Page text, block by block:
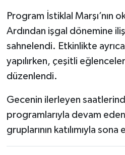
Program İstiklal Marşı’nın
Ardından işgal dönemine
sahnelendi. Etkinlikte
yapılırken, çeşitli
düzenlendi.
Gecenin ilerleyen
programlarıyla devam
gruplarının katılımıyla sona